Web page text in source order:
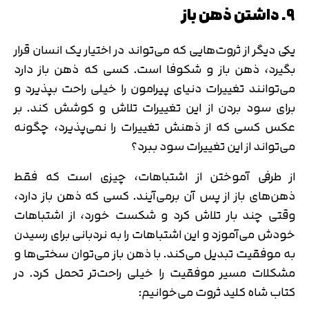
9. داشتن ذهن باز
یکی دیگر از ثروت‌هایی که می‌تواند در اختیار یک انسان قرار
بگیرد، ذهن باز و شکوفا است. کسی که ذهن باز دارد
می‌توانند تغییرات دنیای پیرامون را خیلی راحت بپذیرد و
برای سود بردن از این تغییرات تلاش و کوشش کند. بر
عکس کسی که از ذهنش تغییرات را نمی‌پذیرد، چگونه
می‌تواند از این تغییرات سود ببرد؟
از طرفی آموختن از اشتباهات، چیزی است که فقط
ذهن‌های باز از پس آن برمی‌آیند. کسی که ذهن باز دارد،
وقتی چند بار تلاش کرد و شکست خورد، از اشتباهات
خودش می‌آموزد و این اشتباهات را به نردبانی برای رسیدن
به موفقیت تبدیل می‌کند. با ذهن باز می‌توان سختی‌ها و
مشکلات مسیر موفقیت را خیلی راحت‌تر تحمل کرد. در
کتاب شاه کلید ثروت می‌خوانیم: